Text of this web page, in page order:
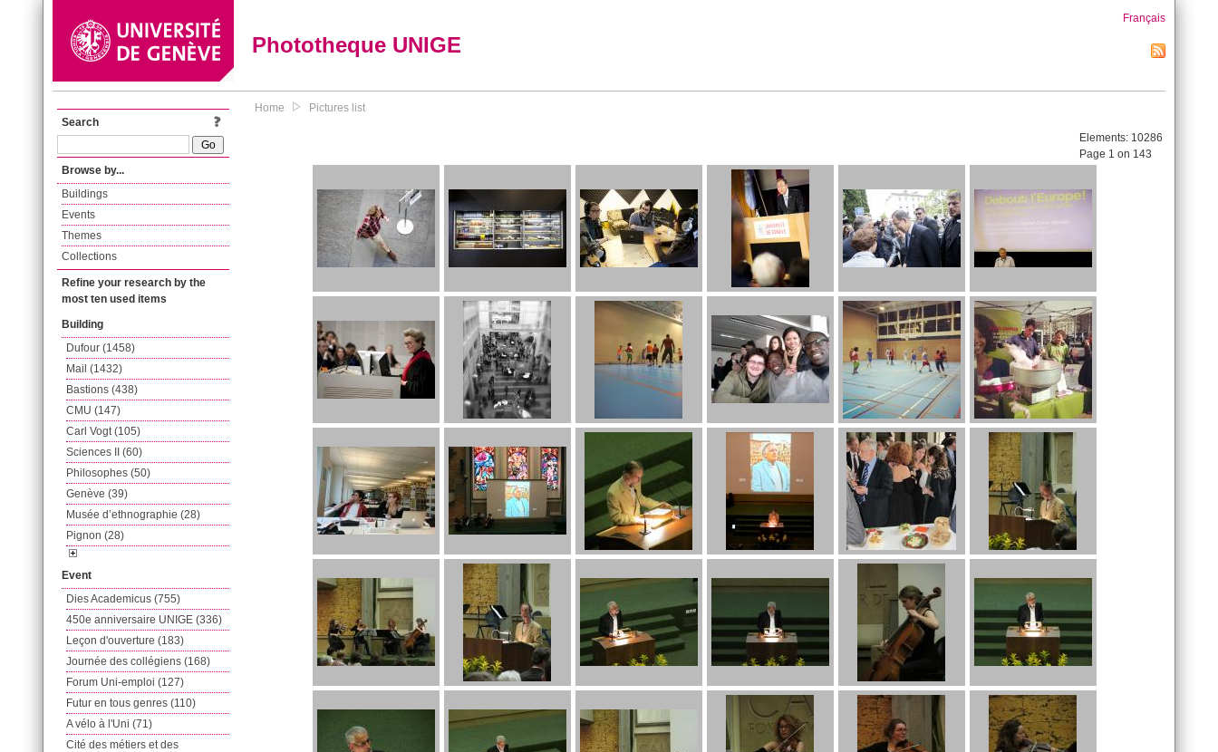
Phototheque UNIGE
Français
Search
Browse by...
Buildings
Events
Themes
Collections
Refine your research by the
most ten used items
Building
Dufour (1458)
Mail (1432)
Bastions (438)
CMU (147)
Carl Vogt (105)
Sciences II (60)
Philosophes (50)
Genève (39)
Musée d’ethnographie (28)
Pignon (28)
Event
Dies Academicus (755)
450e anniversaire UNIGE (336)
Leçon d'ouverture (183)
Journée des collégiens (168)
Forum Uni-emploi (127)
Futur en tous genres (110)
A vélo à l'Uni (71)
Cité des métiers et des
Home Pictures list
Elements: 10286
Page 1 on 143